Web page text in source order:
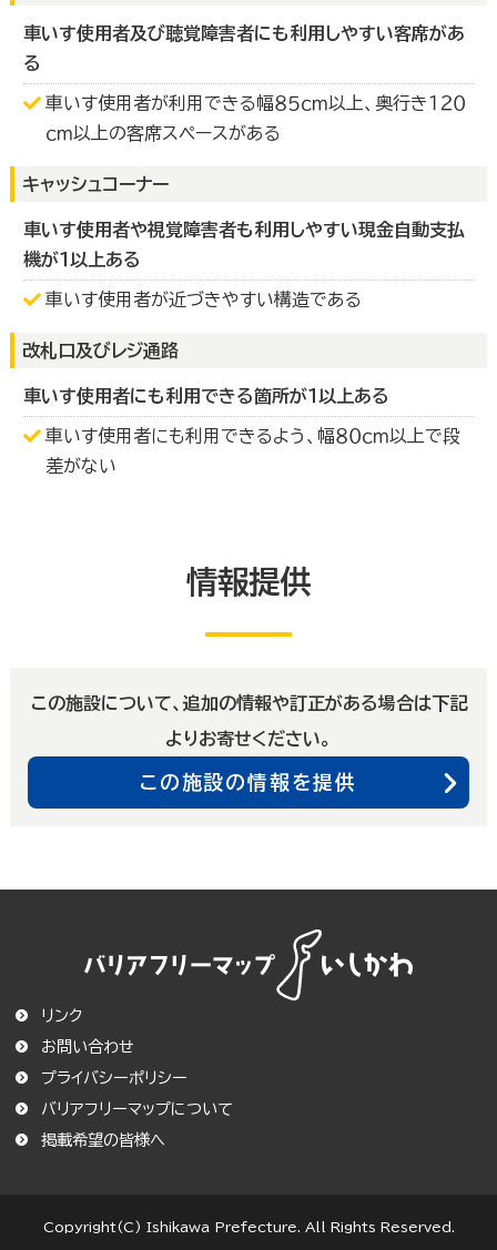
この条件で絞り込む
車いす使用者及び聴覚障害者にも利用しやすい客席があ
る
車いす使用者が利用できる幅８５ｃｍ以上、奥行き１２０
ｃｍ以上の客席スペースがある
キャッシュコーナー
車いす使用者や視覚障害者も利用しやすい現金自動支払
機が１以上ある
車いす使用者が近づきやすい構造である
改札口及びレジ通路
車いす使用者にも利用できる箇所が１以上ある
車いす使用者にも利用できるよう、幅８０ｃｍ以上で段
差がない
情報提供
この施設について、追加の情報や訂正がある場合は下記
よりお寄せください。
この施設の情報を提供
リンク
お問い合わせ
プライバシーポリシー
バリアフリーマップについて
掲載希望の皆様へ
Copyright(C) Ishikawa Prefecture. All Rights Reserved.